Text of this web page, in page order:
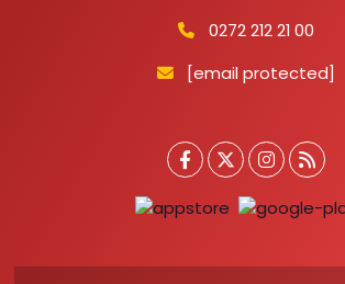
0272 212 21 00
[email protected]